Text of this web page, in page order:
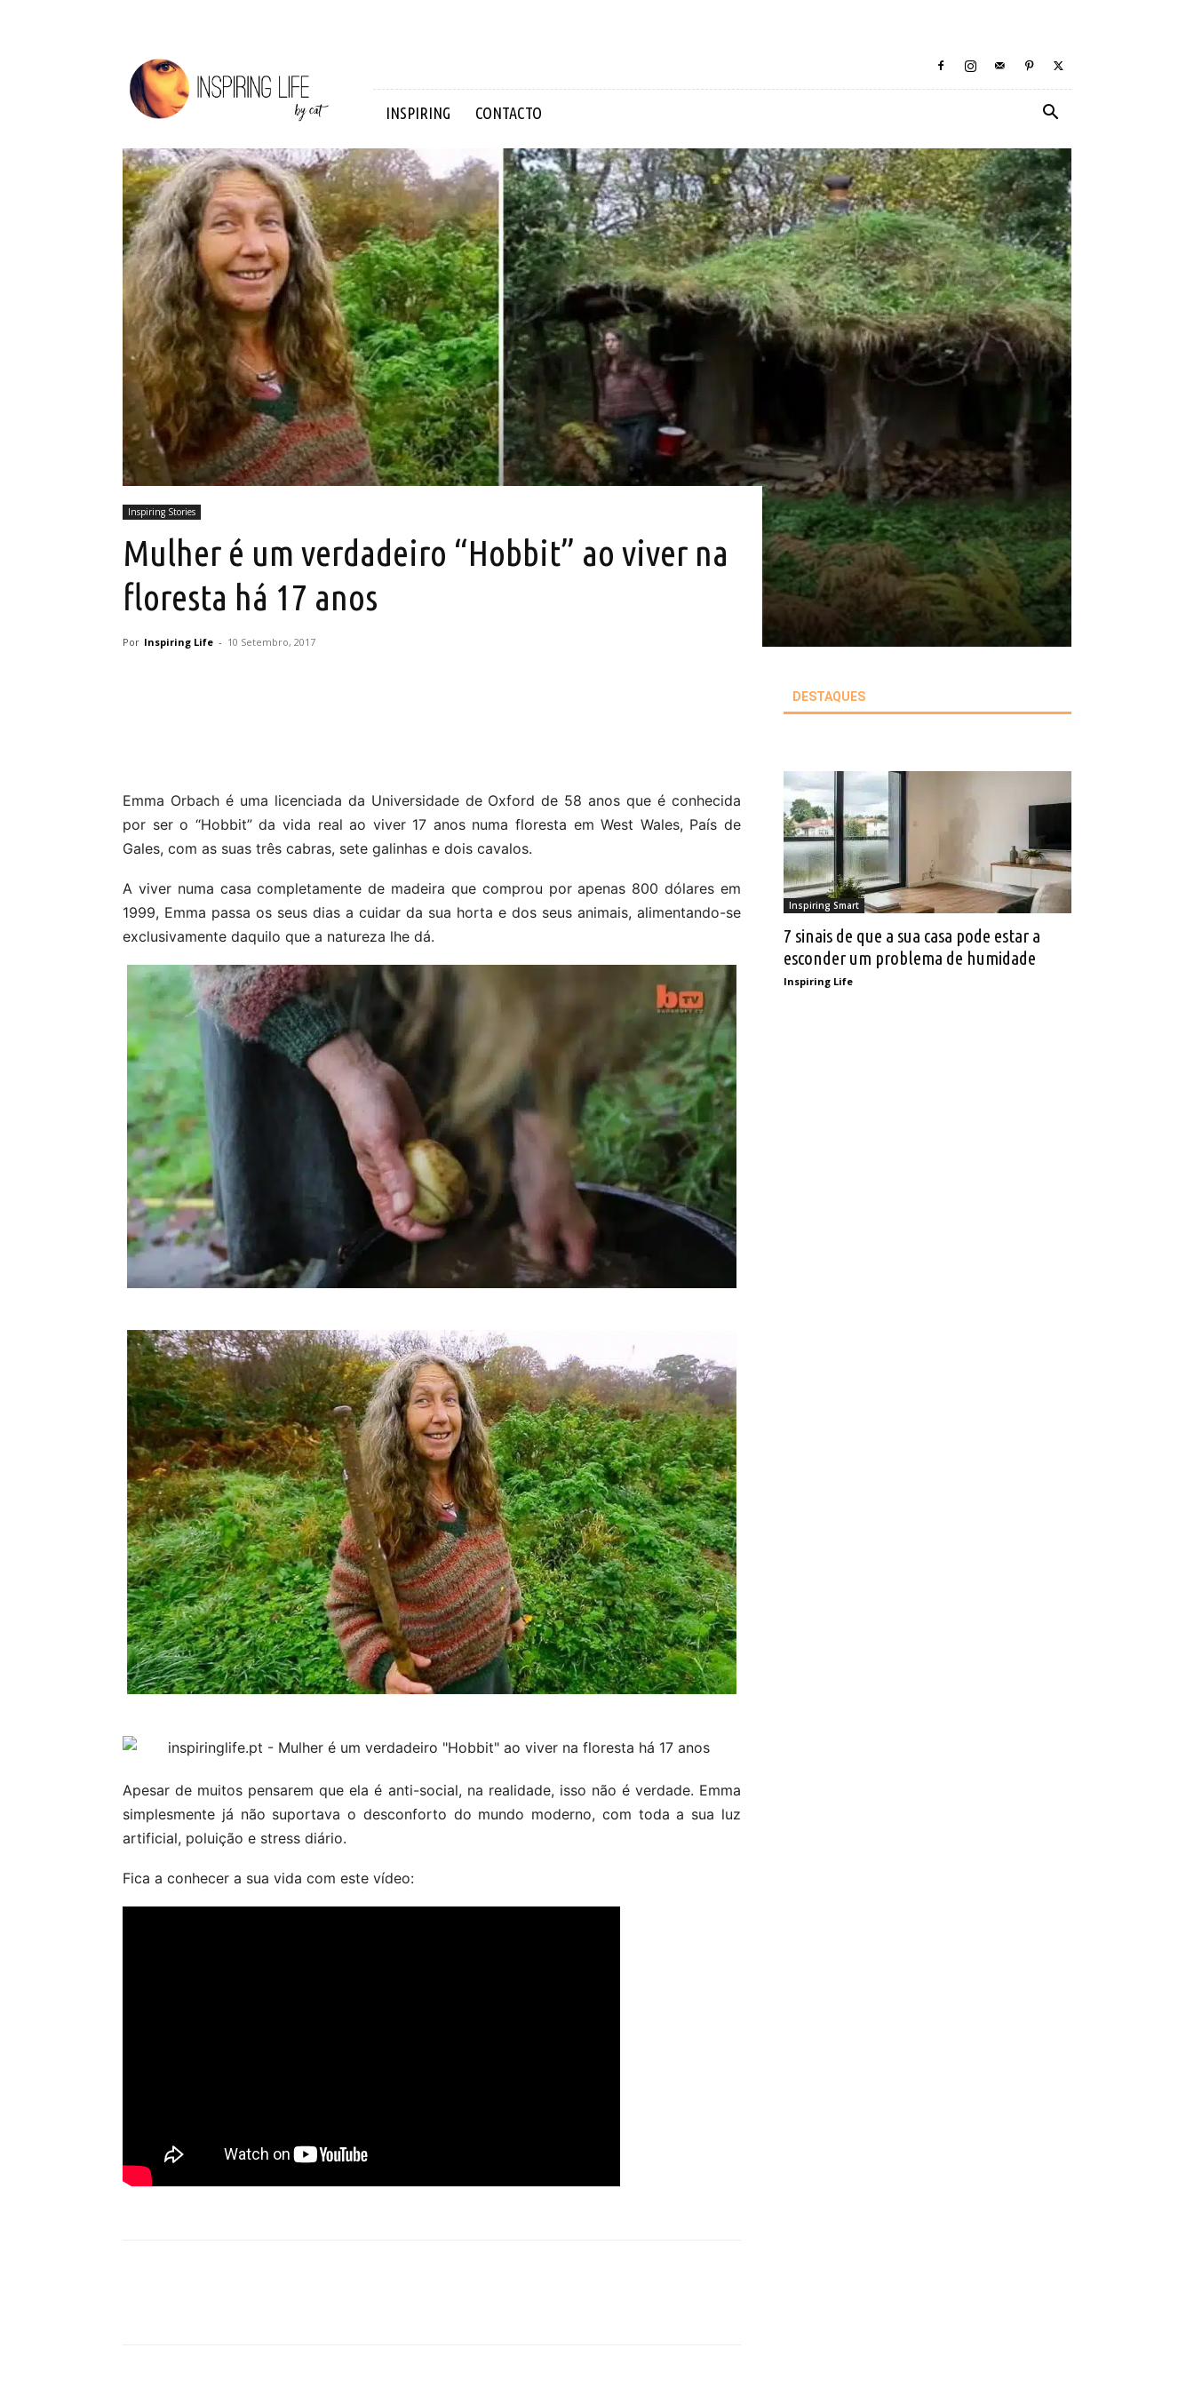
Inspiring
Life
INSPIRING CONTACTO
Inspiring Stories
Mulher é um verdadeiro “Hobbit” ao viver na
floresta há 17 anos
Por Inspiring Life - 10 Setembro, 2017
Emma Orbach é uma licenciada da Universidade de Oxford de 58 anos que é conhecida
por ser o “Hobbit” da vida real ao viver 17 anos numa floresta em West Wales, País de
Gales, com as suas três cabras, sete galinhas e dois cavalos.
A viver numa casa completamente de madeira que comprou por apenas 800 dólares em
1999, Emma passa os seus dias a cuidar da sua horta e dos seus animais, alimentando-se
exclusivamente daquilo que a natureza lhe dá.
Apesar de muitos pensarem que ela é anti-social, na realidade, isso não é verdade. Emma
simplesmente já não suportava o desconforto do mundo moderno, com toda a sua luz
artificial, poluição e stress diário.
Fica a conhecer a sua vida com este vídeo:
DESTAQUES
Inspiring Smart
7 sinais de que a sua casa pode estar a
esconder um problema de humidade
Inspiring Life